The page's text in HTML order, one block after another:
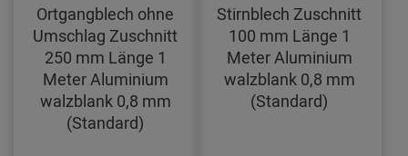
Ortgangblech ohne
Umschlag Zuschnitt
250 mm Länge 1
Meter Aluminium
walzblank 0,8 mm
(Standard)
Stirnblech Zuschnitt
100 mm Länge 1
Meter Aluminium
walzblank 0,8 mm
(Standard)